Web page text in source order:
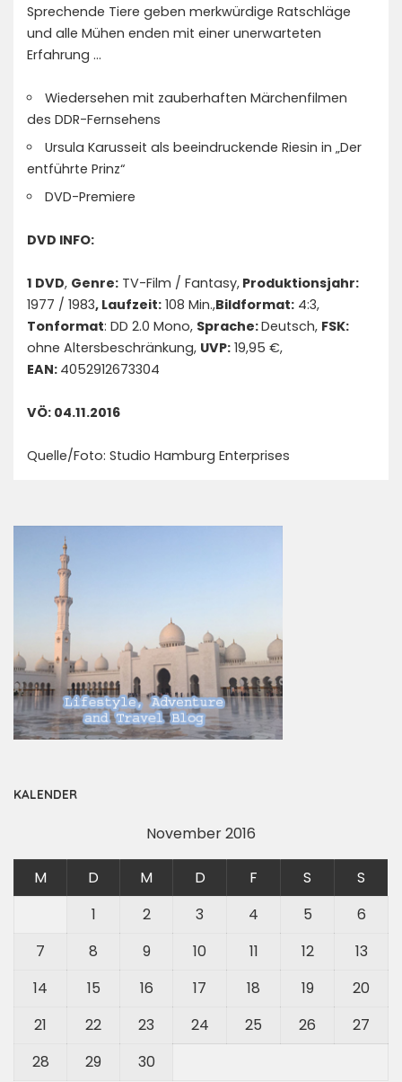
Sprechende Tiere geben merkwürdige Ratschläge
und alle Mühen enden mit einer unerwarteten
Erfahrung …
Wiedersehen mit zauberhaften Märchenfilmen
des DDR-Fernsehens
Ursula Karusseit als beeindruckende Riesin in „Der
entführte Prinz“
DVD-Premiere
DVD INFO:
1 DVD, Genre: TV-Film / Fantasy, Produktionsjahr:
1977 / 1983, Laufzeit: 108 Min.,Bildformat: 4:3,
Tonformat: DD 2.0 Mono, Sprache:Deutsch, FSK:
ohne Altersbeschränkung, UVP: 19,95 €,
EAN: 4052912673304
VÖ: 04.11.2016
Quelle/Foto: Studio Hamburg Enterprises
KALENDER
November 2016
M D M D F S
S
1
2 3 4 5
6
7
8 9 10 11 12
13
14
15 16 17 18 19
20
21
22 23 24 25 26
27
28
29 30